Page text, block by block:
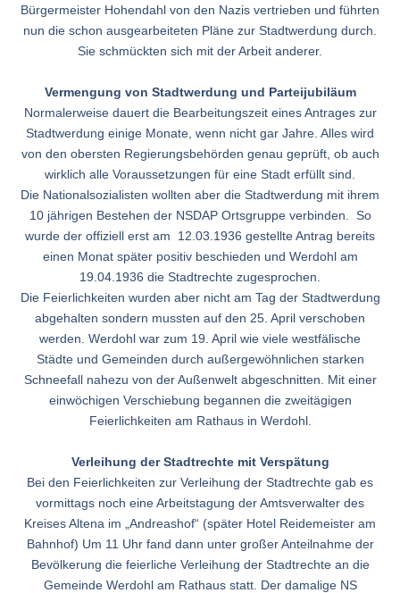
Bürgermeister Hohendahl von den Nazis vertrieben und führten
nun die schon ausgearbeiteten Pläne zur Stadtwerdung durch.
Sie schmückten sich mit der Arbeit anderer.
Vermengung von Stadtwerdung und Parteijubiläum
Normalerweise dauert die Bearbeitungszeit eines Antrages zur
Stadtwerdung einige Monate, wenn nicht gar Jahre. Alles wird
von den obersten Regierungsbehörden genau geprüft, ob auch
wirklich alle Voraussetzungen für eine Stadt erfüllt sind.
Die Nationalsozialisten wollten aber die Stadtwerdung mit ihrem
10 jährigen Bestehen der NSDAP Ortsgruppe verbinden. So
wurde der offiziell erst am 12.03.1936 gestellte Antrag bereits
einen Monat später positiv beschieden und Werdohl am
19.04.1936 die Stadtrechte zugesprochen.
Die Feierlichkeiten wurden aber nicht am Tag der Stadtwerdung
abgehalten sondern mussten auf den 25. April verschoben
werden. Werdohl war zum 19. April wie viele westfälische
Städte und Gemeinden durch außergewöhnlichen starken
Schneefall nahezu von der Außenwelt abgeschnitten. Mit einer
einwöchigen Verschiebung begannen die zweitägigen
Feierlichkeiten am Rathaus in Werdohl.
Verleihung der Stadtrechte mit Verspätung
Bei den Feierlichkeiten zur Verleihung der Stadtrechte gab es
vormittags noch eine Arbeitstagung der Amtsverwalter des
Kreises Altena im „Andreashof“ (später Hotel Reidemeister am
Bahnhof) Um 11 Uhr fand dann unter großer Anteilnahme der
Bevölkerung die feierliche Verleihung der Stadtrechte an die
Gemeinde Werdohl am Rathaus statt. Der damalige NS